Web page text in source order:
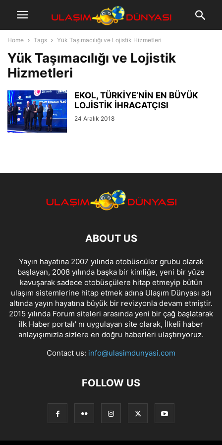
Home Tags Yük Taşımacılığı ve Lojistik Hizmetleri
Yük Taşımacılığı ve Lojistik
Hizmetleri
EKOL, TÜRKİYE’NİN EN BÜYÜK
LOJİSTİK İHRACATÇISI
24 Aralık 2018
ABOUT US
Yayın hayatına 2007 yılında otobüscüler grubu olarak
başlayan, 2008 yılında başka bir kimliğe, yeni bir yüze
kavuşarak sadece otobüsçülere hitap etmeyip bütün
ulaşım sistemlerine hitap etmek adına Ulaşım Dünyası adı
altında yayın hayatına büyük bir revizyonla devam etmiştir.
2015 yılında Forum siteleri arasında yeni bir çağ başlatarak
ilk Haber portalı' nı uygulayan site olarak, İlkeli haber
anlayışımızla sizlere en doğru haberleri ulaştırıyoruz.
Contact us: info@ulasimdunyasi.com
FOLLOW US